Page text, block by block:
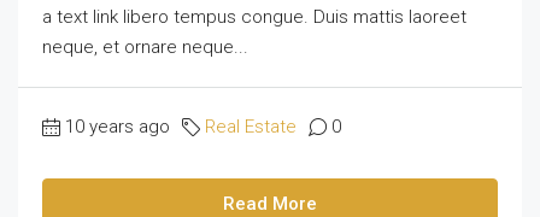
a text link libero tempus congue. Duis mattis laoreet
neque, et ornare neque...
10 years ago Real Estate 0
Read More